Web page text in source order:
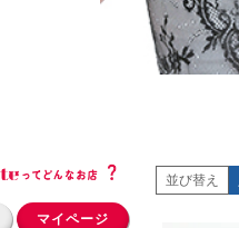
マイページ
並び替え